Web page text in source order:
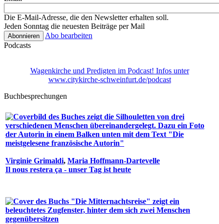
Die E-Mail-Adresse, die den Newsletter erhalten soll.
Jeden Sonntag die neuesten Beiträge per Mail
Abo bearbeiten
Podcasts
Wagenkirche und Predigten im Podcast! Infos unter
www.citykirche-schweinfurt.de/podcast
Buchbesprechungen
Virginie Grimaldi, Maria Hoffmann-Dartevelle
Il nous restera ça - unser Tag ist heute